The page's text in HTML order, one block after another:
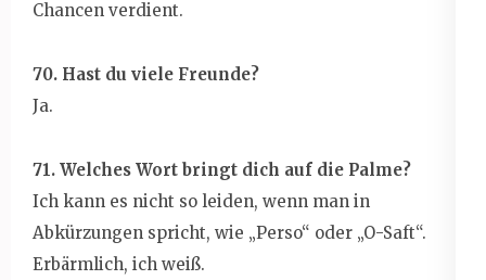
Chancen verdient.
70. Hast du viele Freunde?
Ja.
71. Welches Wort bringt dich auf die Palme?
Ich kann es nicht so leiden, wenn man in
Abkürzungen spricht, wie „Perso“ oder „O-Saft“.
Erbärmlich, ich weiß.